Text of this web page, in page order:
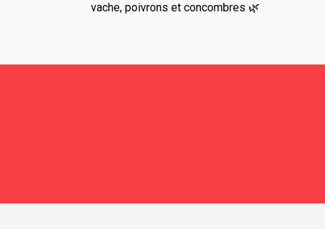
vache, poivrons et concombres 🌿